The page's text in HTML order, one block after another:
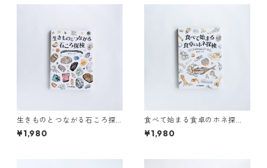
生きものとつながる石ころ探
検 ゲッチョ先生の石
ころコレクション
¥1,980
食べて始まる食卓のホネ探
検 ゲッチョ先生のホ
ネコレクション
¥1,980